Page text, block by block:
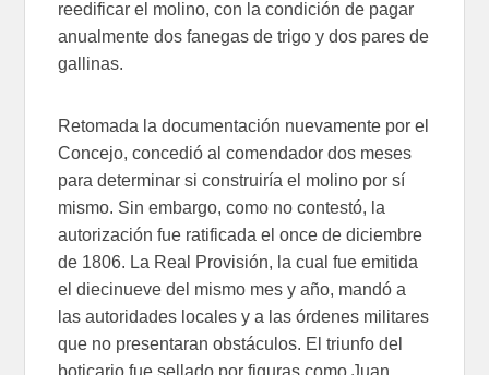
reedificar el molino, con la condición de pagar
anualmente dos fanegas de trigo y dos pares de
gallinas.
Retomada la documentación nuevamente por el
Concejo, concedió al comendador dos meses
para determinar si construiría el molino por sí
mismo. Sin embargo, como no contestó, la
autorización fue ratificada el once de diciembre
de 1806. La Real Provisión, la cual fue emitida
el diecinueve del mismo mes y año, mandó a
las autoridades locales y a las órdenes militares
que no presentaran obstáculos. El triunfo del
boticario fue sellado por figuras como Juan